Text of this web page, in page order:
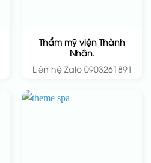
Thẩm mỹ viện Thành
Nhân.
Liên hệ Zalo 0903261891